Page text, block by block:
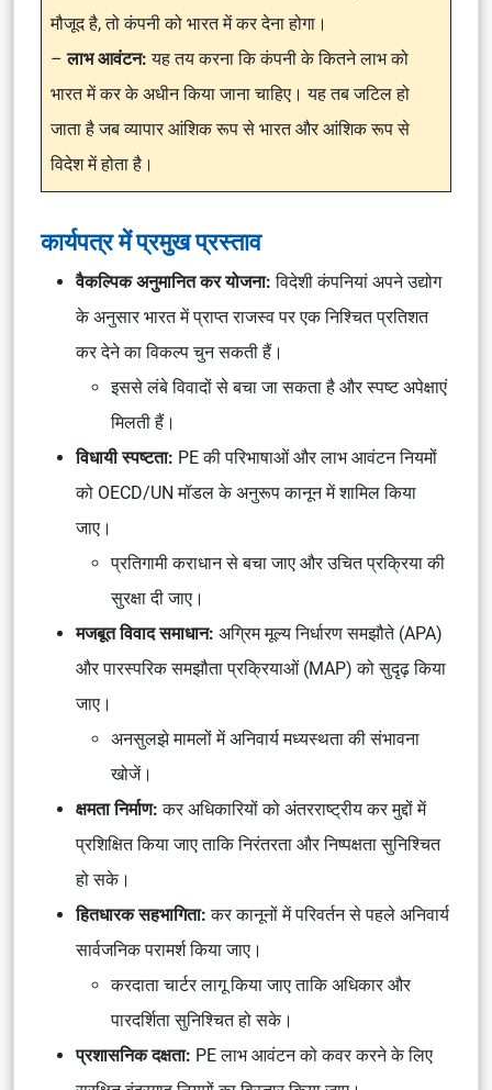
मौजूद है, तो कंपनी को भारत में कर देना होगा।
–लाभ आवंटन: यह तय करना कि कंपनी के कितने लाभ को
भारत में कर के अधीन किया जाना चाहिए। यह तब जटिल हो
जाता है जब व्यापार आंशिक रूप से भारत और आंशिक रूप से
विदेश में होता है।
कार्यपत्र में प्रमुख प्रस्ताव
वैकल्पिक अनुमानित कर योजना: विदेशी कंपनियां अपने उद्योग
के अनुसार भारत में प्राप्त राजस्व पर एक निश्चित प्रतिशत
कर देने का विकल्प चुन सकती हैं।
इससे लंबे विवादों से बचा जा सकता है और स्पष्ट अपेक्षाएं
मिलती हैं।
विधायी स्पष्टता: PE की परिभाषाओं और लाभ आवंटन नियमों
को OECD/UN मॉडल के अनुरूप कानून में शामिल किया
जाए।
प्रतिगामी कराधान से बचा जाए और उचित प्रक्रिया की
सुरक्षा दी जाए।
मजबूत विवाद समाधान: अग्रिम मूल्य निर्धारण समझौते (APA)
और पारस्परिक समझौता प्रक्रियाओं (MAP) को सुदृढ़ किया
जाए।
अनसुलझे मामलों में अनिवार्य मध्यस्थता की संभावना
खोजें।
क्षमता निर्माण: कर अधिकारियों को अंतरराष्ट्रीय कर मुद्दों में
प्रशिक्षित किया जाए ताकि निरंतरता और निष्पक्षता सुनिश्चित
हो सके।
हितधारक सहभागिता: कर कानूनों में परिवर्तन से पहले अनिवार्य
सार्वजनिक परामर्श किया जाए।
करदाता चार्टर लागू किया जाए ताकि अधिकार और
पारदर्शिता सुनिश्चित हो सके।
प्रशासनिक दक्षता: PE लाभ आवंटन को कवर करने के लिए